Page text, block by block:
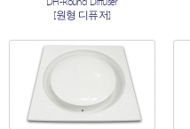
[원형 디퓨저]